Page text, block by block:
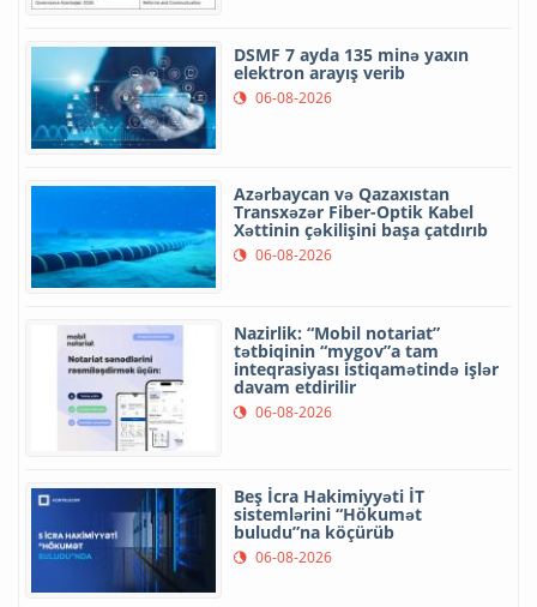
DSMF 7 ayda 135 minə yaxın
elektron arayış verib
06-08-2026
Azərbaycan və Qazaxıstan
Transxəzər Fiber-Optik Kabel
Xəttinin çəkilişini başa çatdırıb
06-08-2026
Nazirlik: “Mobil notariat”
tətbiqinin “mygov”a tam
inteqrasiyası istiqamətində işlər
davam etdirilir
06-08-2026
Beş İcra Hakimiyyəti İT
sistemlərini “Hökumət
buludu”na köçürüb
06-08-2026